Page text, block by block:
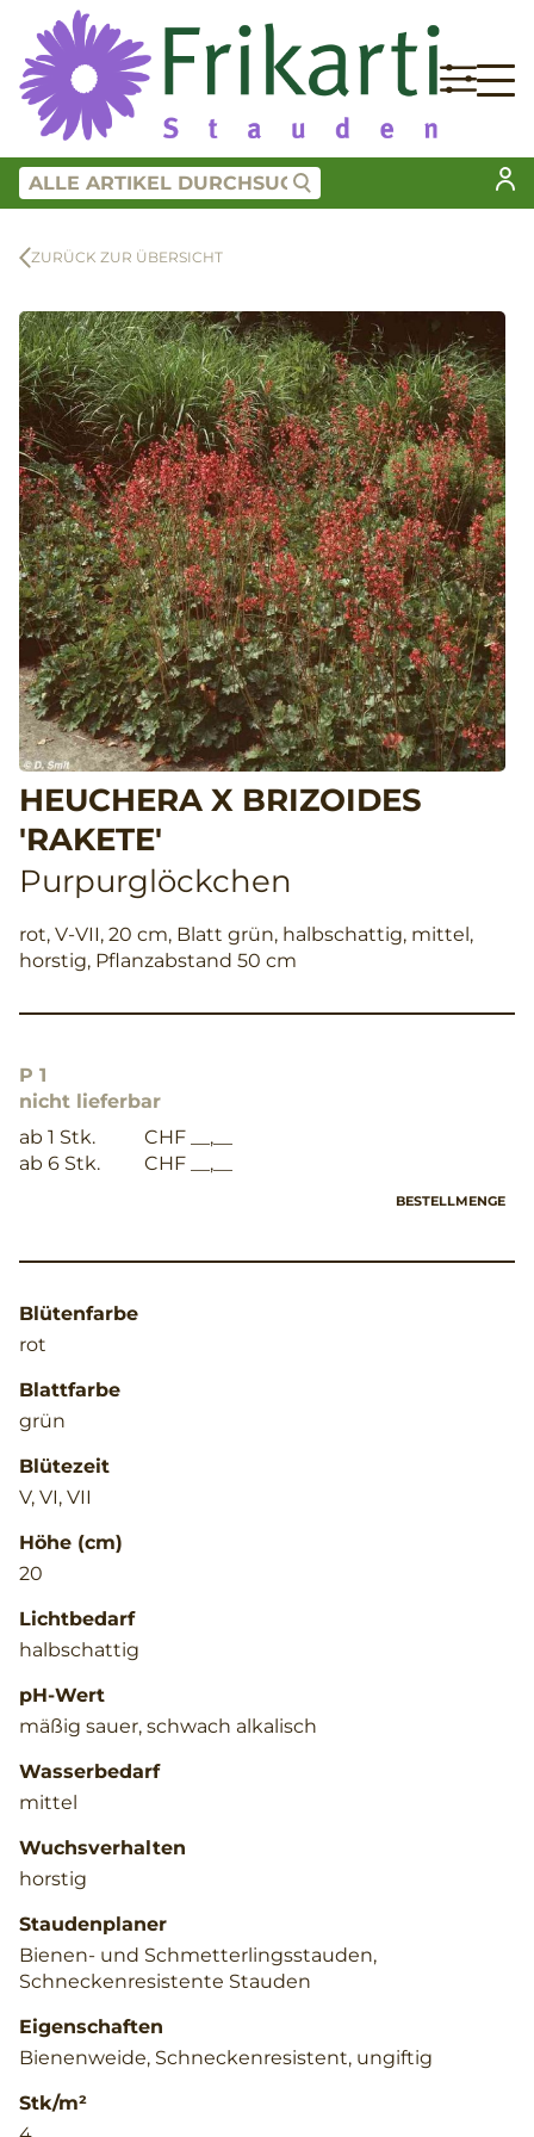
ZURÜCK ZUR ÜBERSICHT
HEUCHERA X BRIZOIDES
'RAKETE'
Purpurglöckchen
rot, V-VII, 20 cm, Blatt grün, halbschattig, mittel,
horstig, Pflanzabstand 50 cm
P 1
nicht lieferbar
ab 1 Stk.
CHF __,__
ab 6 Stk.
CHF __,__
BESTELLMENGE
Blütenfarbe
rot
Blattfarbe
grün
Blütezeit
V, VI, VII
Höhe (cm)
20
Lichtbedarf
halbschattig
pH-Wert
mäßig sauer, schwach alkalisch
Wasserbedarf
mittel
Wuchsverhalten
horstig
Staudenplaner
Bienen- und Schmetterlingsstauden,
Schneckenresistente Stauden
Eigenschaften
Bienenweide, Schneckenresistent, ungiftig
Stk/m²